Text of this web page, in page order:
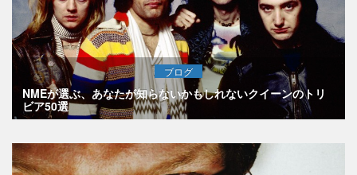
ブログ
NMEが選ぶ、あなたが知らないかもしれないクイーンのトリ
ビア50選